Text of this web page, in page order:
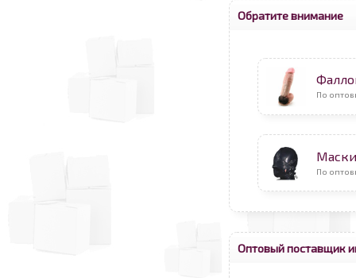
Обратите внимание
По
Маски
По
Оптовый поставщик